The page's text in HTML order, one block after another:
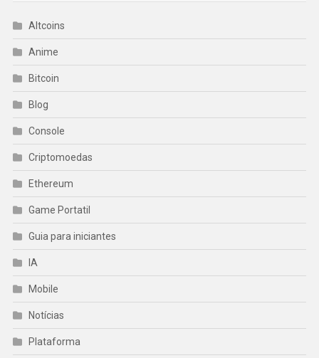
Altcoins
Anime
Bitcoin
Blog
Console
Criptomoedas
Ethereum
Game Portatil
Guia para iniciantes
IA
Mobile
Notícias
Plataforma